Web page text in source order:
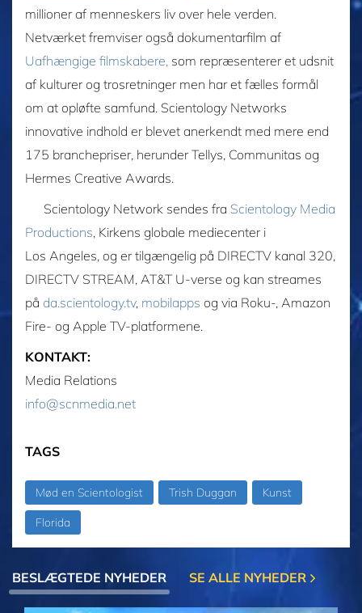
millioner af menneskers liv over hele verden.
Netværket fremviser også dokumentarfilm af
Uafhængige filmskabere, som repræsenterer et udsnit
af kulturer og trosretninger men har et fælles formål
om at opløfte samfund. Scientology Networks
innovative indhold er blevet anerkendt med mere end
175 branchepriser, herunder Tellys, Communitas og
Hermes Creative Awards.
Scientology Network sendes fra Scientology Media
Productions, Kirkens globale mediecenter i
Los Angeles, og er tilgængelig på DIRECTV kanal 320,
DIRECTV STREAM, AT&T U-verse og kan streames
på da.scientology.tv, mobilapps og via Roku-, Amazon
Fire- og Apple TV-platformene.
KONTAKT:
Media Relations
info@scnmedia.net
TAGS
Mød en Scientologist Trish Duggan Kunst
Florida
BESLÆGTEDE NYHEDER SE ALLE NYHEDER